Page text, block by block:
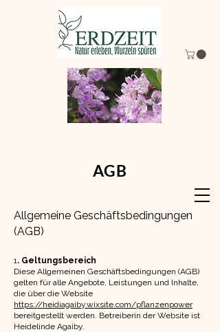
AGB
Allgemeine Geschäftsbedingungen
(AGB)
1. Geltungsbereich
Diese Allgemeinen Geschäftsbedingungen (AGB)
gelten für alle Angebote, Leistungen und Inhalte,
die über die Website
https://heidiagaiby.wixsite.com/pflanzenpower
bereitgestellt werden. Betreiberin der Website ist
Heidelinde Agaiby.